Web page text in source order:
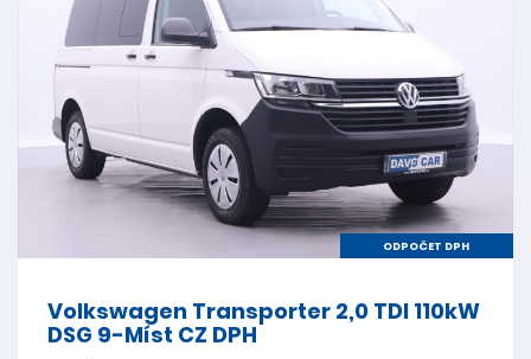
ODPOČET DPH
Volkswagen Transporter 2,0 TDI 110kW
DSG 9-Míst CZ DPH